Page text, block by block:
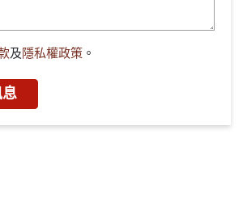
及隱私權政策 。